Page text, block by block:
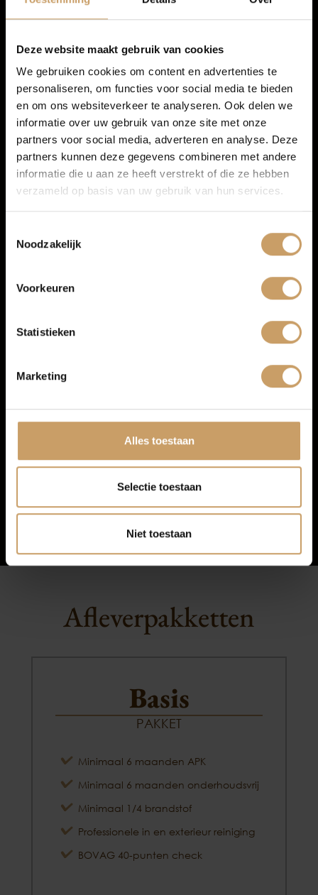
Deze website maakt gebruik van cookies
We gebruiken cookies om content en advertenties te
personaliseren, om functies voor social media te bieden
en om ons websiteverkeer te analyseren. Ook delen we
informatie over uw gebruik van onze site met onze
partners voor social media, adverteren en analyse. Deze
partners kunnen deze gegevens combineren met andere
informatie die u aan ze heeft verstrekt of die ze hebben
verzameld op basis van uw gebruik van hun services.
Noodzakelijk
Voorkeuren
Statistieken
Marketing
Alles toestaan
Selectie toestaan
Niet toestaan
Afleverpakketten
Basis
PAKKET
Minimaal 6 maanden APK
Minimaal 6 maanden onderhoudsvrij
Minimaal 1/4 brandstof
Professionele in en exterieur reiniging
BOVAG 40-punten check
Financiering
Autoverzekeringen
Verkoop
Auto onderhoud
Over Autobedrijf De Baaij
Afleverpakketten